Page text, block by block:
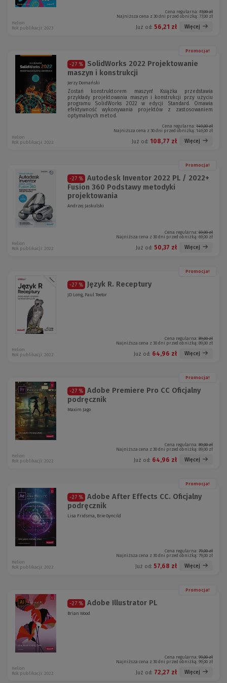
Cena regularna: 77,00 zł
Najniższa cena z 30 dni przed obniżką: 77,00 zł
Już od: 56,21 zł Więcej
Helion
Rok publikacji: 2023
Promocja!
-27 %
SolidWorks 2022 Projektowanie
maszyn i konstrukcji
Jerzy Domański
Zostań konstruktorem maszyn! Książka przedstawia
przykłady projektowania maszyn i konstrukcji przy użyciu
programu SolidWorks 2022 w edycji Standard. Omawia
efektywność wykonywania projektów z zastosowaniem
optymalnych metod.
Cena regularna: 149,00 zł
Najniższa cena z 30 dni przed obniżką: 149,00 zł
Już od: 108,77 zł Więcej
Helion
Rok publikacji: 2022
Promocja!
-27 %
Autodesk Inventor 2022 PL / 2022+
Fusion 360 Podstawy metodyki
projektowania
Andrzej Jaskulski
Cena regularna: 69,00 zł
Najniższa cena z 30 dni przed obniżką: 69,00 zł
Już od: 50,37 zł Więcej
Helion
Rok publikacji: 2022
Promocja!
-27 % Język R. Receptury
JD Long, Paul Teetor
Cena regularna: 89,00 zł
Najniższa cena z 30 dni przed obniżką: 89,00 zł
Już od: 64,96 zł Więcej
Helion
Rok publikacji: 2022
Promocja!
-27 %
Adobe Premiere Pro CC Oficjalny
podręcznik
Maxim Jago
Cena regularna: 89,00 zł
Najniższa cena z 30 dni przed obniżką: 89,00 zł
Już od: 64,96 zł Więcej
Helion
Rok publikacji: 2022
Promocja!
-27 %
Adobe After Effects CC. Oficjalny
podręcznik
Lisa Fridsma, Brie Gyncild
Cena regularna: 79,00 zł
Najniższa cena z 30 dni przed obniżką: 79,00 zł
Już od: 57,68 zł Więcej
Helion
Rok publikacji: 2022
Promocja!
-27 % Adobe Illustrator PL
Brian Wood
Cena regularna: 99,00 zł
Najniższa cena z 30 dni przed obniżką: 99,00 zł
Już od: 72,27 zł Więcej
Helion
Rok publikacji: 2022